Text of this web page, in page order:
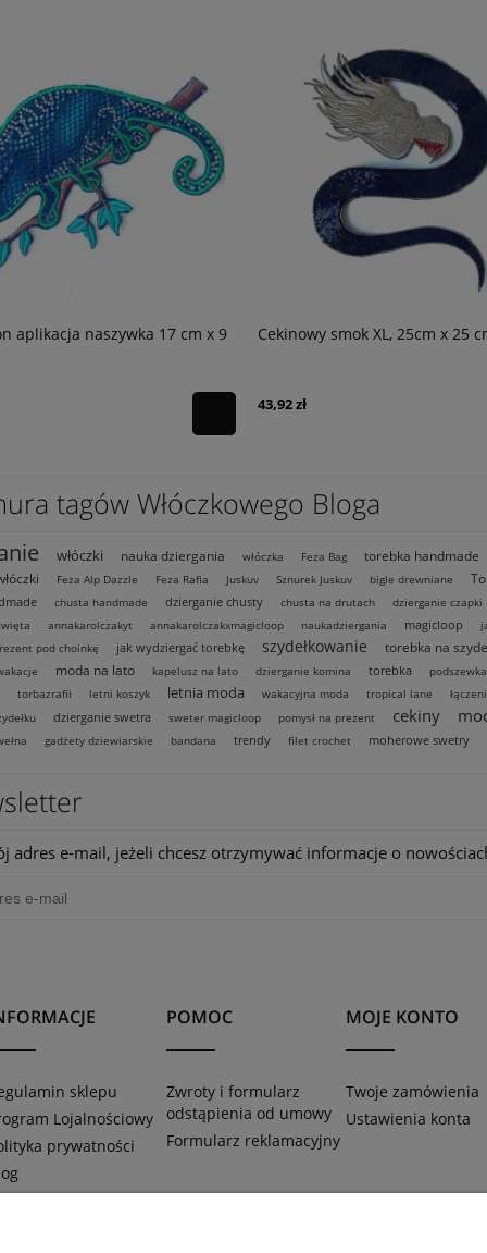
smok XL, 25cm x 25 cm
Cekinowy ptak, aplikacja do
26,36 zł
tagów Włóczkowego Bloga
włóczki nauka dziergania włóczka Feza Bag torebka handmade
Feza Alp Dazzle Feza Rafia Juskuv Sznurek Juskuv bigle drewniane
chusta handmade dzierganie chusty chusta na drutach dzierganie czapki
annakarolczakyt annakarolczakxmagicloop naukadziergania magicloop
pod choinkę jak wydziergać torebkę szydełkowanie torebka na
moda na lato kapelusz na lato dzierganie komina torebka podszewka
torbazrafii letni koszyk letnia moda wakacyjna moda tropical lane
dzierganie swetra sweter magicloop pomysł na prezent cekiny
gadżety dziewiarskie bandana trendy filet crochet moherowe swetry
adres e-mail, jeżeli chcesz otrzymywać informacje o
sklepu
Lojalnościowy
prywatności
POMOC
Zwroty i formularz
odstąpienia od umowy
Formularz reklamacyjny
MOJE KONTO
Twoje zamówienia
Ustawienia konta